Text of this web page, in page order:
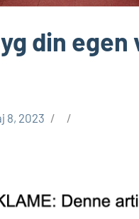
din
8, 2023